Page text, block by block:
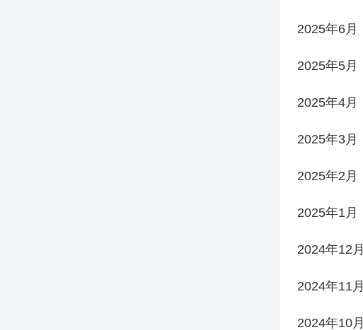
2025年6月
2025年5月
2025年4月
2025年3月
2025年2月
2025年1月
2024年12月
2024年11月
2024年10月